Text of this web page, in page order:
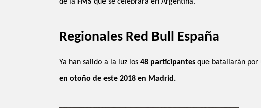
Regionales Red Bull España
Ya han salido a la luz los 48 participantes que batallarán por
en otoño de este 2018 en Madrid.